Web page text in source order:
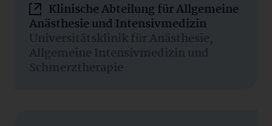
Klinische Abteilung für Allgemeine
Anästhesie und Intensivmedizin
Universitätsklinik für Anästhesie,
Allgemeine Intensivmedizin und
Schmerztherapie